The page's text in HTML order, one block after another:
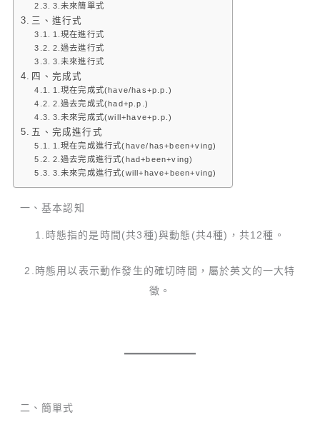
3.未來簡單式
三、進行式
1.現在進行式
2.過去進行式
3.未來進行式
四、完成式
1.現在完成式(have/has+p.p.)
2.過去完成式(had+p.p.)
3.未來完成式(will+have+p.p.)
五、完成進行式
1.現在完成進行式(have/has+been+ving)
2.過去完成進行式(had+been+ving)
3.未來完成進行式(will+have+been+ving)
一、基本認知
1.時態指的是時間(共3種)與動態(共4種)，共12種。
2.時態用以表示動作發生的確切時間，屬於英文的一大特
徵。
二、簡單式